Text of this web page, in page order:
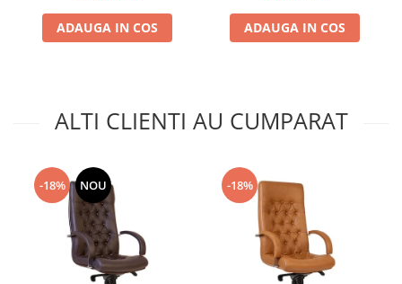
ADAUGA IN COS ADAUGA IN COS
ALTI CLIENTI AU CUMPARAT
-18% NOU -18%